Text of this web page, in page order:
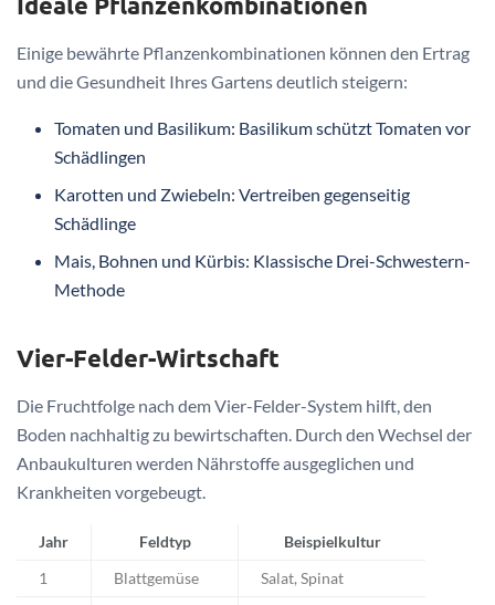
Einige bewährte Pflanzenkombinationen können den Ertrag
und die Gesundheit Ihres Gartens deutlich steigern:
Tomaten und Basilikum: Basilikum schützt Tomaten vor
Schädlingen
Karotten und Zwiebeln: Vertreiben gegenseitig
Schädlinge
Mais, Bohnen und Kürbis: Klassische Drei-Schwestern-
Methode
Vier-Felder-Wirtschaft
Die Fruchtfolge nach dem Vier-Felder-System hilft, den
Boden nachhaltig zu bewirtschaften. Durch den Wechsel der
Anbaukulturen werden Nährstoffe ausgeglichen und
Krankheiten vorgebeugt.
Jahr Feldtyp Beispielkultur
1 Blattgemüse Salat, Spinat